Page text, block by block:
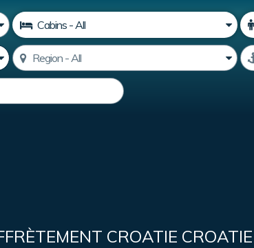
CROATIE CROATIE